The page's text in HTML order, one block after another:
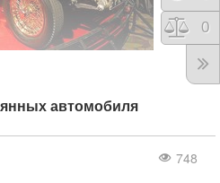
автомобиля
748
0